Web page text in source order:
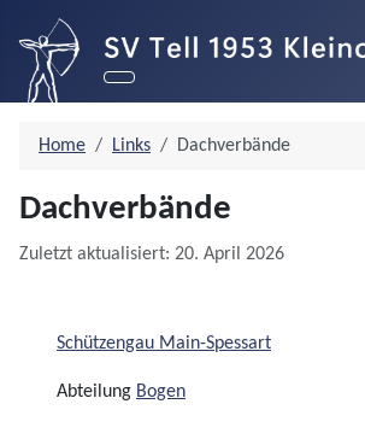
Home Links Dachverbände
Dachverbände
Details
Zuletzt aktualisiert: 20. April 2026
Schützengau Main-Spessart
Abteilung Bogen